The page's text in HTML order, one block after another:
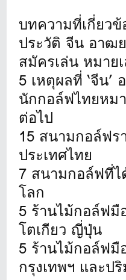
บทความที่เกี่ยวข้
ประวัติ จีน อาฒ
สมัครเล่น หมาย
5 เหตุผลที่ ‘จีน’
นักกอล์ฟไทยหม
ต่อไป
15 สนามกอล์ฟ
ประเทศไทย
7 สนามกอล์ฟที่
โลก
5 ร้านไม้กอล์ฟมื
โตเกียว ญี่ปุ่น
5 ร้านไม้กอล์ฟมื
กรุงเทพฯ และ